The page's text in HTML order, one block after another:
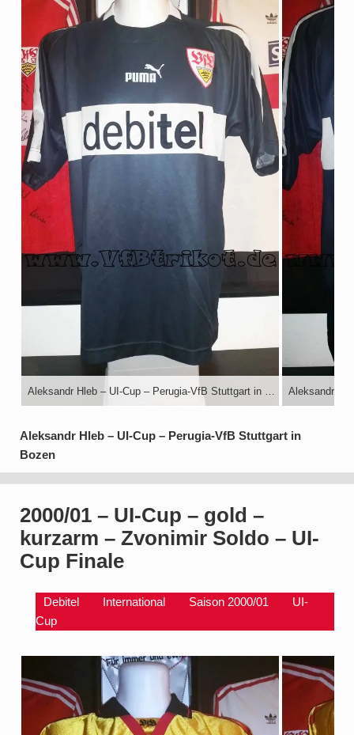
Aleksandr Hleb – UI-Cup – Perugia-VfB Stuttgart in
Bozen
2000/01 – UI-Cup – gold –
kurzarm – Zvonimir Soldo – UI-
Cup Finale
Debitel International Saison 2000/01
UI-
Cup